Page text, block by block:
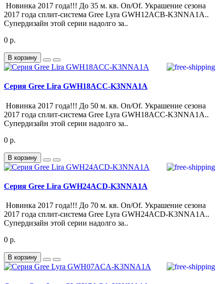
Новинка 2017 года!!! До 35 м. кв. On/Of. Украшение сезона
2017 года сплит-система Gree Lyra GWH12ACB-K3NNA1A..
Супердизайн этой серии надолго за..
0 р.
В корзину
Серия Gree Lira GWH18ACC-K3NNA1A
Новинка 2017 года!!! До 50 м. кв. On/Of. Украшение сезона
2017 года сплит-система Gree Lyra GWH18ACC-K3NNA1A..
Супердизайн этой серии надолго за..
0 р.
В корзину
Серия Gree Lira GWH24ACD-K3NNA1A
Новинка 2017 года!!! До 70 м. кв. On/Of. Украшение сезона
2017 года сплит-система Gree Lyra GWH24ACD-K3NNA1A..
Супердизайн этой серии надолго за..
0 р.
В корзину